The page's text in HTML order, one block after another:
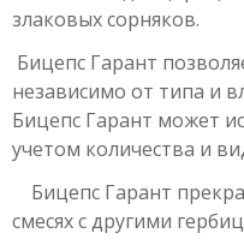
злаковых сорняков.
Бицепс Гарант
независимо от типа и
Бицепс Гарант может
учетом количества и
Бицепс Гарант
смесях с другими